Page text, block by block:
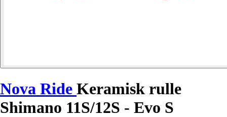
Nova Ride Keramisk rulle
Shimano 11S/12S - Evo S